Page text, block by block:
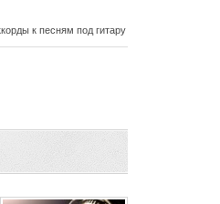
к песням под гитару